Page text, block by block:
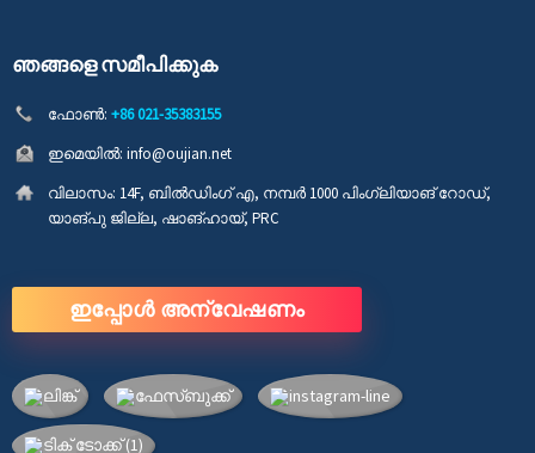
ഞങ്ങളെ സമീപിക്കുക
ഫോൺ: +86 021-35383155
ഇമെയിൽ: info@oujian.net
വിലാസം: 14F, ബിൽഡിംഗ് എ, നമ്പർ 1000 പിംഗ്ലിയാങ് റോഡ്,
യാങ്പു ജില്ല, ഷാങ്ഹായ്, PRC
ഇപ്പോൾ അന്വേഷണം